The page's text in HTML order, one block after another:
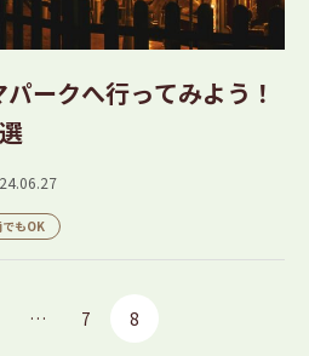
ークへ行ってみよう！
でもOK
… 7 8